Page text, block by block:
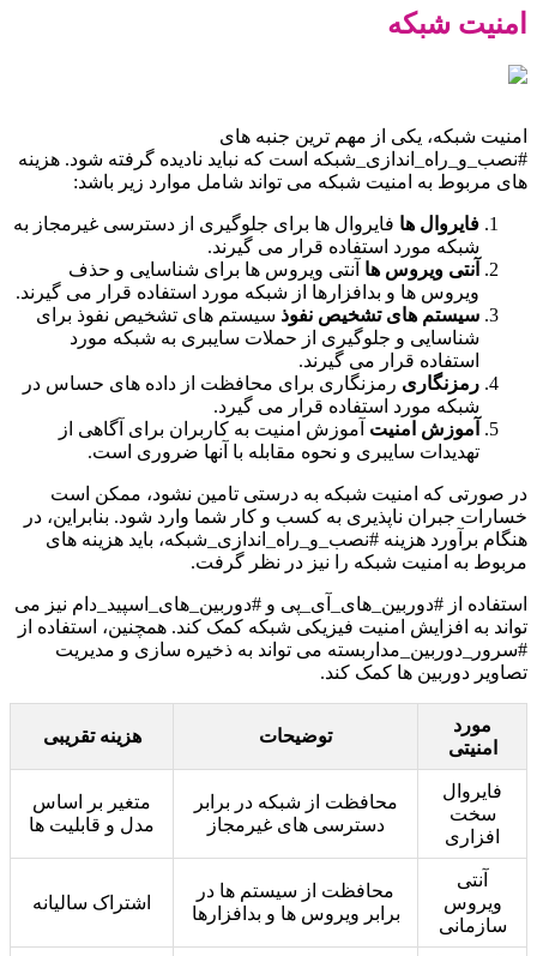
امنیت شبکه
امنیت شبکه، یکی از مهم ترین جنبه های
#نصب_و_راه_اندازی_شبکه است که نباید نادیده گرفته شود. هزینه
های مربوط به امنیت شبکه می تواند شامل موارد زیر باشد:
فایروال ها فایروال ها برای جلوگیری از دسترسی غیرمجاز به
شبکه مورد استفاده قرار می گیرند.
آنتی ویروس ها آنتی ویروس ها برای شناسایی و حذف
ویروس ها و بدافزارها از شبکه مورد استفاده قرار می گیرند.
سیستم های تشخیص نفوذ سیستم های تشخیص نفوذ برای
شناسایی و جلوگیری از حملات سایبری به شبکه مورد
استفاده قرار می گیرند.
رمزنگاری رمزنگاری برای محافظت از داده های حساس در
شبکه مورد استفاده قرار می گیرد.
آموزش امنیت آموزش امنیت به کاربران برای آگاهی از
تهدیدات سایبری و نحوه مقابله با آنها ضروری است.
در صورتی که امنیت شبکه به درستی تامین نشود، ممکن است
خسارات جبران ناپذیری به کسب و کار شما وارد شود. بنابراین، در
هنگام برآورد هزینه #نصب_و_راه_اندازی_شبکه، باید هزینه های
مربوط به امنیت شبکه را نیز در نظر گرفت.
استفاده از #دوربین_های_آی_پی و #دوربین_های_اسپید_دام نیز می
تواند به افزایش امنیت فیزیکی شبکه کمک کند. همچنین، استفاده از
#سرور_دوربین_مداربسته می تواند به ذخیره سازی و مدیریت
تصاویر دوربین ها کمک کند.
مورد
امنیتی
توضیحات هزینه تقریبی
فایروال
سخت
افزاری
محافظت از شبکه در برابر
دسترسی های غیرمجاز
متغیر بر اساس
مدل و قابلیت ها
آنتی
ویروس
سازمانی
محافظت از سیستم ها در
برابر ویروس ها و بدافزارها
اشتراک سالیانه